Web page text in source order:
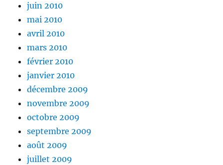
juin 2010
mai 2010
avril 2010
mars 2010
février 2010
janvier 2010
décembre 2009
novembre 2009
octobre 2009
septembre 2009
août 2009
juillet 2009